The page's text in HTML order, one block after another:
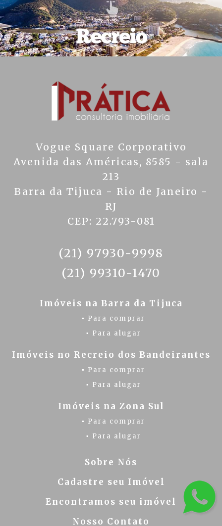
Vogue Square Corporativo
Avenida das Américas, 8585 - sala
213
Barra da Tijuca - Rio de Janeiro -
RJ
CEP: 22.793-081
(21) 97930-9998
(21) 99310-1470
Imóveis na Barra da Tijuca
▪ Para comprar
▪ Para alugar
Imóveis no Recreio dos Bandeirantes
▪ Para comprar
▪ Para alugar
Imóveis na Zona Sul
▪ Para comprar
▪ Para alugar
Sobre Nós
Cadastre seu Imóvel
Encontramos seu imóvel
Nosso Contato